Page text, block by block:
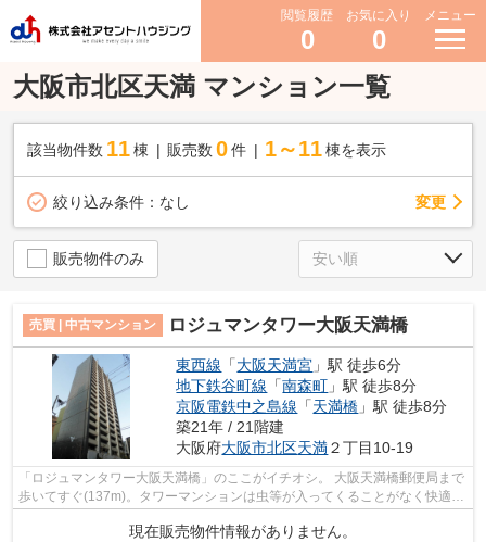
閲覧履歴
0
お気に入り
0
メニュー
大阪市北区天満 マンション一覧
該当物件数 11棟 販売数 0 件 1～11 棟を表示
絞り込み条件： なし 変更
販売物件のみ
売買 | 中古マンション ロジュマンタワー大阪天満橋
東西線 「大阪天満宮 」駅 徒歩6分
地下鉄谷町線 「南森町 」駅 徒歩8分
京阪電鉄中之島線 「天満橋 」駅 徒歩8分
築21年 / 21階建
大阪府大阪市北区天満２丁目10-19
「ロジュマンタワー大阪天満橋」のここがイチオシ。 大阪天満橋郵便局まで
歩いてすぐ(137m)。タワーマンションは虫等が入ってくることがなく快適で
す。最寄りの公園滝川公園(207m)。日...
現在販売物件情報がありません。